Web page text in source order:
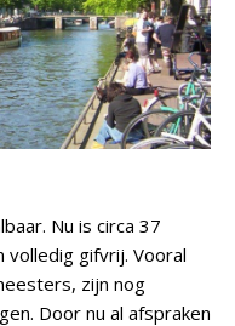
Nu is circa 37
volledig gifvrij. Vooral
zijn nog
Door nu al afspraken